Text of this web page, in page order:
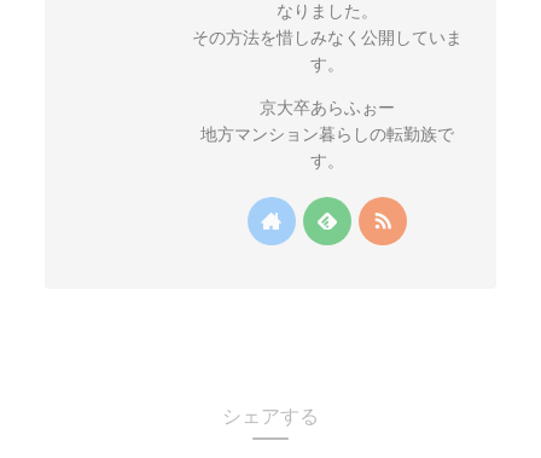
なりました。
その方法を惜しみなく公開していま
す。
京大卒あらふぉー
地方マンション暮らしの転勤族で
す。
シェアする